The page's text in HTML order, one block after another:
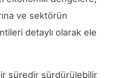
ve sektörün
detaylı olarak ele
süredir sürdürülebilir